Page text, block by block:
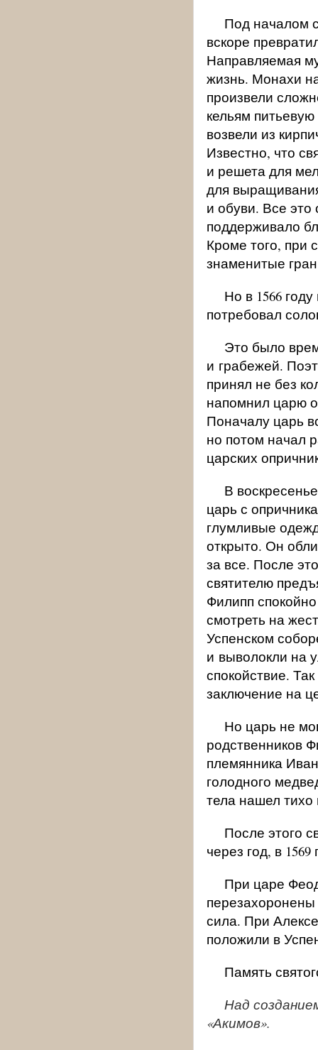
Под началом
вскоре
Направляемая
жизнь. Монахи
произвели
кельям
возвели из
Известно, что
и решета для
для
и обуви. Все это
поддерживало
Кроме того, при
знаменитые
Но в 1566
потребовал
Это было
и грабежей.
принял не без
напомнил царю
Поначалу царь
но потом начал
царских
В
царь с
глумливые
открыто. Он
за все. После
святителю
Филипп
смотреть на
Успенском
и выволокли на
спокойствие.
заключение на
Но царь не
родственников
племянника
голодного
тела нашел тихо
После этого
через год, в
При царе
сила. При
положили в
Память
Над
«Акимов».